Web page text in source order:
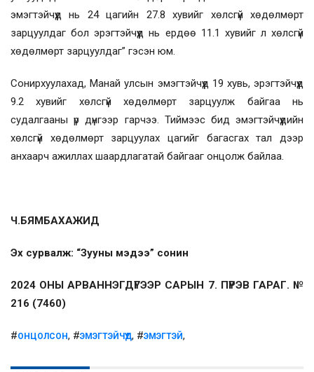
эмэг­тэйчүүд нь 24 цагийн 27.8 хувийг хөлс­­гүй хөдөлмөрт
зарцуулдаг бол эрэг­­тэй­чүүд нь ердөө 11.1 хувийг л хөлс­гүй
хөдөлмөрт зарцуулдаг” гэсэн юм.
Сонирхуулахад, Манай улсын эмэгтэйчүүд 19 хувь, эрэгтэйчүүд
9.2 хувийг хөлсгүй хөдөлмөрт зарцуулж байгаа нь
судалгааны үр дүнгээр гарчээ. Тиймээс бид эмэгтэйчүүдийн
хөлсгүй хөдөлмөрт зарцуулах цагийг багасгах тал дээр
анхаарч ажиллах шаардлагатай байгааг онцолж байлаа.
Ч.БЯМБАХАЖИД
Эх сурвалж: “Зууны мэдээ” сонин
2024 ОНЫ АРВАННЭГДҮГЭЭР САРЫН 7. ПҮРЭВ ГАРАГ. №
216 (7460)
#ОНЦОЛСОН, #ЭМЭГТЭЙЧҮҮД, #ЭМЭГТЭЙ,